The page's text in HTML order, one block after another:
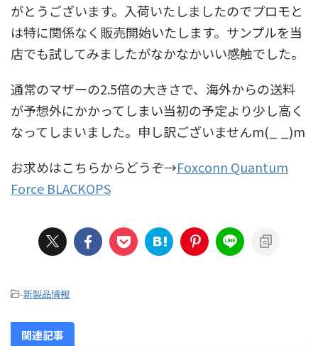
がとうございます。入荷いたしましたのでプロモと
は特に関係なく販売開始いたします。サンプルを当
店でも試してみましたがなかなかいい感触でした。
通常のマザーの2.5倍の大きさで、海外からの送料
が予想外にかかってしまい当初の予定より少し高く
なってしまいました。申し訳ございませんm(_ _)m
お求めはこちらからどうぞ→Foxconn Quantum
Force BLACKOPS
-新製品情報
関連記事